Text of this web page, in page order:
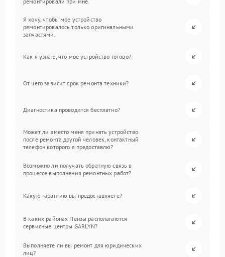
Я хочу, чтобы мое устройство
ремонтировалось только оригинальными
запчастями.
Как я узнаю, что мое устройство готово?
От чего зависит срок ремонта техники?
Диагностика проводится бесплатно?
Может ли вместо меня принять устройство
после ремонта другой человек, контактный
телефон которого я предоставлю?
Возможно ли получать обратную связь в
процессе выполнения ремонтных работ?
Какую гарантию вы предоставляете?
В каких районах Пензы располагаются
сервисные центры GARLYN?
Выполняете ли вы ремонт для юридических
лиц?